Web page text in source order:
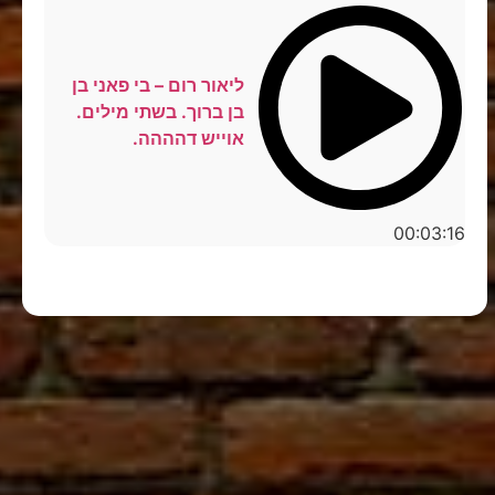
00:03:16
ליאור רום – בי פאני בן
בן ברוך. בשתי מילים.
אוייש דהההה.